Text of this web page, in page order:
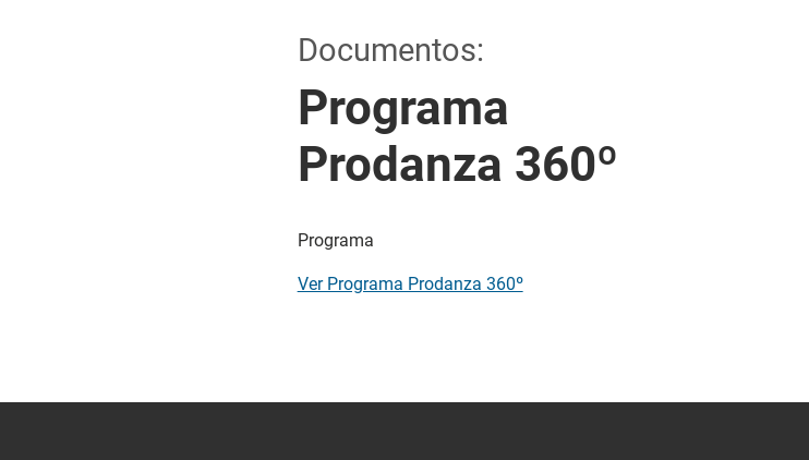
Documentos:
Programa
Prodanza 360º
Programa
Ver Programa Prodanza 360º